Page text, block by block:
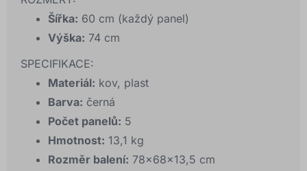
Šířka: 60 cm (každý panel)
Výška: 74 cm
SPECIFIKACE:
Materiál: kov, plast
Barva: černá
Počet panelů: 5
Hmotnost: 13,1 kg
Rozměr balení: 78x68x13,5 cm